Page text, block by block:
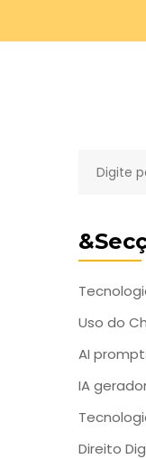
Uso do
AI
IA
Direito